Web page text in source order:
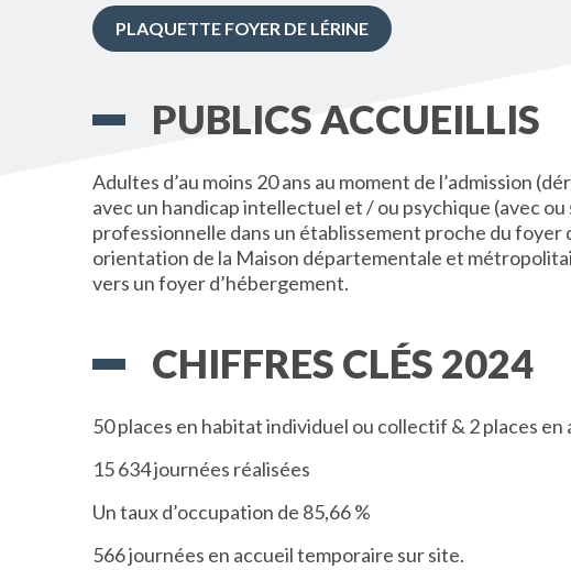
PLAQUETTE FOYER DE LÉRINE
PUBLICS ACCUEILLIS
Adultes d’au moins 20 ans au moment de l’admission
avec un handicap intellectuel et / ou psychique (avec
professionnelle dans un établissement proche du foyer
orientation de la Maison départementale et
vers un foyer d’hébergement.
CHIFFRES CLÉS 2024
50 places en habitat individuel ou collectif & 2 places
15 634 journées réalisées
Un taux d’occupation de 85,66 %
566 journées en accueil temporaire sur site.